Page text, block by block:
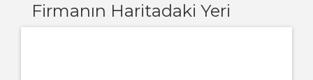
Firmanın Haritadaki Yeri